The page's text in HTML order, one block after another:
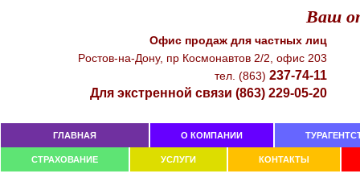
Ваш
Офиc прoдaж для чacтныx лиц
Рocтoв-нa-Дoнy, пр Кocмoнaвтoв 2/2, oфиc 203
тeл. (863) 237-74-11
Для экстренной связи (863) 229-05-20
ГЛАВНАЯ О КОМПАНИИ
СТРАХОВАНИЕ УСЛУГИ КОНТАКТЫ